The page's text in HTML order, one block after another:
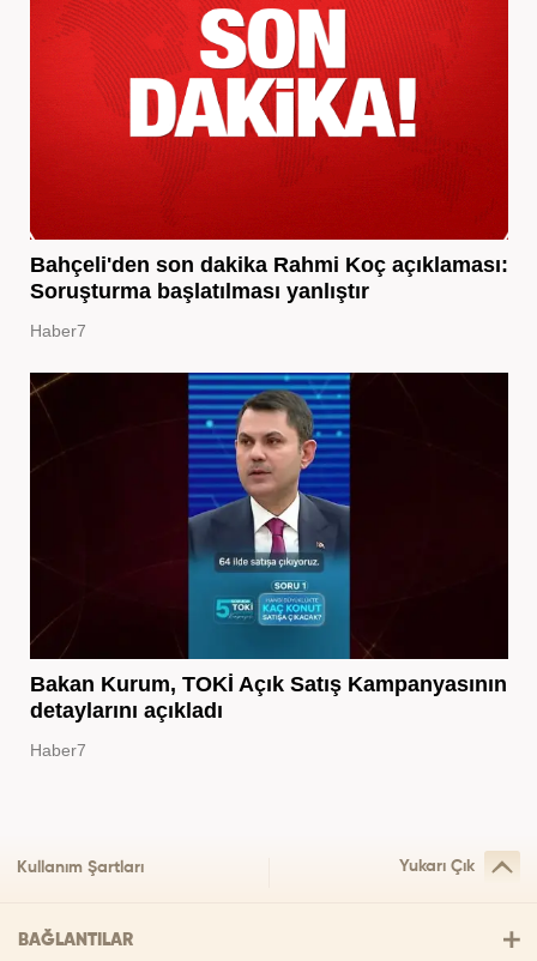
Bahçeli'den son dakika Rahmi Koç açıklaması:
Soruşturma başlatılması yanlıştır
Haber7
Bakan Kurum, TOKİ Açık Satış Kampanyasının
detaylarını açıkladı
Haber7
Kullanım Şartları Yukarı Çık
BAĞLANTILAR